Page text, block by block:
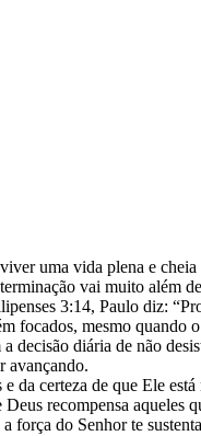
uma vida plena e
vai muito
3:14, Paulo diz:
focados, mesmo quando
decisão diária de não
avançando.
da certeza de que Ele
recompensa aqueles
força do Senhor te